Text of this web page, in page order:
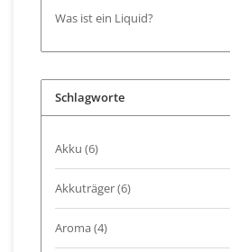
Was ist ein Liquid?
Schlagworte
Akku (6)
Akkuträger(6)
Aroma(4)